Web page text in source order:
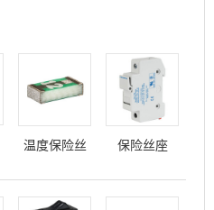
温度保险丝 保险丝座